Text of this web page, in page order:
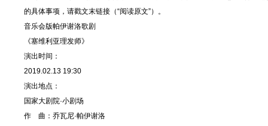
的具体事项，请戳文末链接（“阅读原文”）。
音乐会版帕伊谢洛歌剧
《塞维利亚理发师》
演出时间：
2019.02.13 19:30
演出地点：
国家大剧院·小剧场
作 曲：乔瓦尼·帕伊谢洛